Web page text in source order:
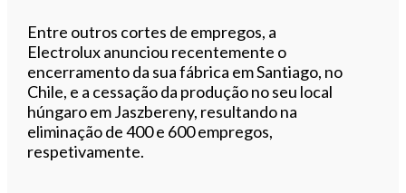
Entre outros cortes de empregos, a
Electrolux anunciou recentemente o
encerramento da sua fábrica em Santiago, no
Chile, e a cessação da produção no seu local
húngaro em Jaszbereny, resultando na
eliminação de 400 e 600 empregos,
respetivamente.